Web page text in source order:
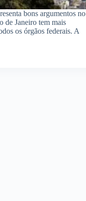
bons argumentos no
de Janeiro tem mais
os órgãos federais. A